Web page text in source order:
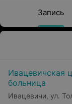
Запись
Ивацевичская
больница
Ивацевичи, ул.